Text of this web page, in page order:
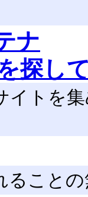
ナ
探し
イトを
ること